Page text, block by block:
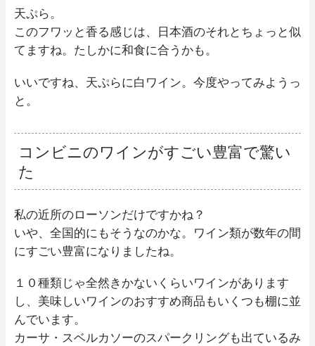
天ぷら。
このフワッと香る感じは、日本酒のそれとちょっと似
てますね。たしかに和食に合うかも。
いいですね、天ぷらに白ワイン。今度やってみようっ
と。
コンビニのワインがすごい豊富で驚い
た
私の近所のローソンだけですかね？
いや、全国的にもそうなのかな。ワイン類が数年の間
にすごい豊富になりましたね。
１０種類じゃ全然きかないくらいワインがあります
し、美味しいワインのおすすめ商品もいくつも棚に並
んでいます。
カーサ・スベルカソーのスパークリングも出ているみ